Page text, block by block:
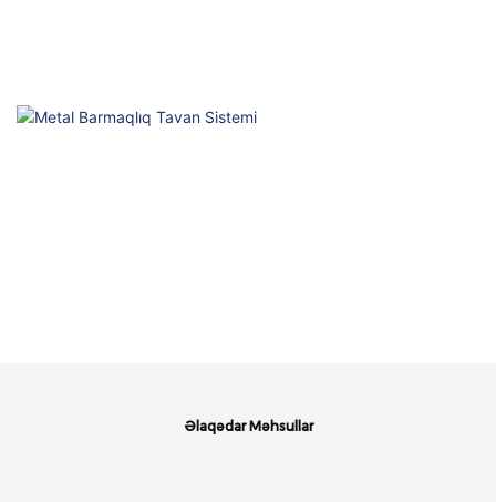
Əlaqədar Məhsullar